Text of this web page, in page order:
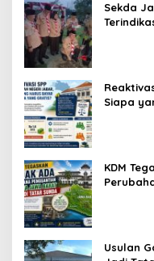
Sekda
Siapa
KDM
Usulan